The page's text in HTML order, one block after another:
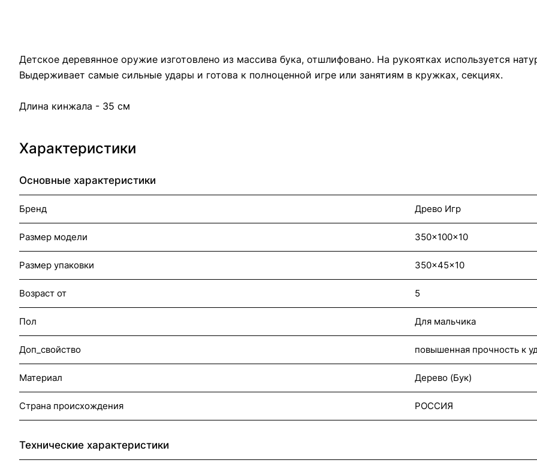
Детское деревянное оружие изготовлено из массива бука, отшлифовано. На рукоятках используется
Выдерживает самые сильные удары и готова к полноценной игре или занятиям в кружках, секциях.
Длина кинжала - 35 см
Характеристики
Основные характеристики
Бренд Древо Игр
Размер модели 350x100x10
Размер упаковки 350x45x10
Возраст от 5
Пол Для мальчика
Доп_свойство повышенная прочность к
Материал Дерево (Бук)
Страна происхождения РОССИЯ
Технические характеристики